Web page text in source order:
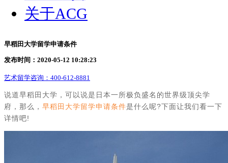
关于ACG
早稻田大学留学申请条件
发布时间：2020-05-12 10:28:23
艺术留学咨询： 400-612-8881
说道早稻田大学，可以说是日本一所极负盛名的世界级顶尖学
府，那么， 早稻田大学留学申请条件是什么呢?下面让我们看一下
详情吧!